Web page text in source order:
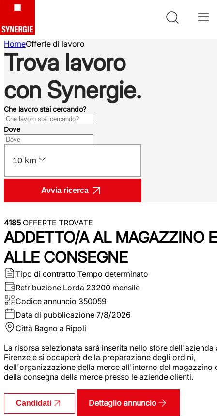
HomeOfferte di lavoro
Trova lavoro
con Synergie.
Che lavoro stai cercando?
Dove
10 km
Avvia ricerca
4185OFFERTE TROVATE
ADDETTO/A AL MAGAZZINO E
ALLE CONSEGNE
Tipo di contratto Tempo determinato
Retribuzione Lorda 23200 mensile
Codice annuncio 350059
Data di pubblicazione 7/8/2026
Città Bagno a Ripoli
La risorsa selezionata sarà inserita nello store dell'azienda
Firenze e si occuperà della preparazione degli ordini,
dell'organizzazione della merce all'interno del magazzino
della consegna della merce presso le aziende clienti.
Candidati Dettaglio annuncio